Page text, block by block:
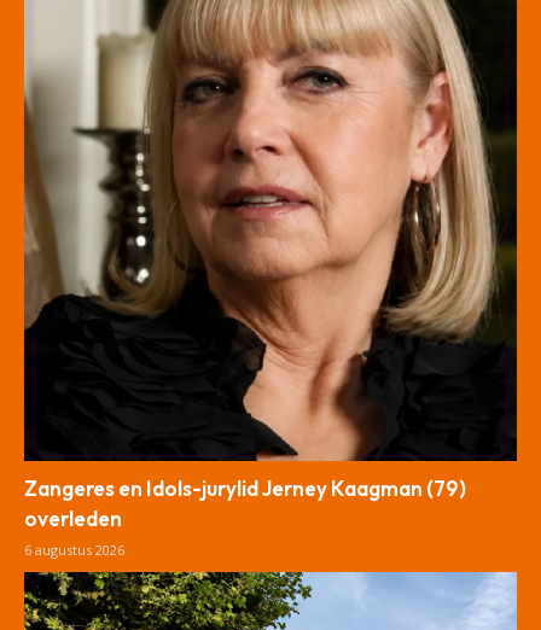
Zangeres en Idols-jurylid Jerney Kaagman (79)
overleden
6 augustus 2026